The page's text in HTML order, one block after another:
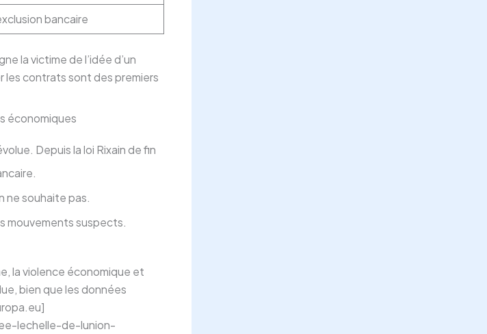
bancaire
la victime de l’idée d’un
les contrats sont des premiers
économiques
Depuis la loi Rixain de fin
ne souhaite pas.
mouvements suspects.
la violence économique et
bien que les données
lechelle-de-lunion-